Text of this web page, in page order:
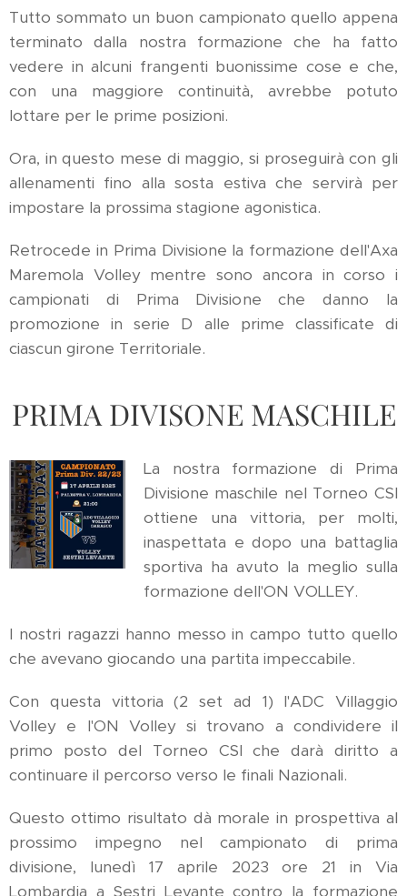
Tutto sommato un buon campionato quello appena
terminato dalla nostra formazione che ha fatto
vedere in alcuni frangenti buonissime cose e che,
con una maggiore continuità, avrebbe potuto
lottare per le prime posizioni.
Ora, in questo mese di maggio, si proseguirà con gli
allenamenti fino alla sosta estiva che servirà per
impostare la prossima stagione agonistica.
Retrocede in Prima Divisione la formazione dell'Axa
Maremola Volley mentre sono ancora in corso i
campionati di Prima Divisione che danno la
promozione in serie D alle prime classificate di
ciascun girone Territoriale.
PRIMA DIVISONE MASCHILE
La nostra formazione di Prima
Divisione maschile nel Torneo CSI
ottiene una vittoria, per molti,
inaspettata e dopo una battaglia
sportiva ha avuto la meglio sulla
formazione dell'ON VOLLEY.
I nostri ragazzi hanno messo in campo tutto quello
che avevano giocando una partita impeccabile.
Con questa vittoria (2 set ad 1) l'ADC Villaggio
Volley e l'ON Volley si trovano a condividere il
primo posto del Torneo CSI che darà diritto a
continuare il percorso verso le finali Nazionali.
Questo ottimo risultato dà morale in prospettiva al
prossimo impegno nel campionato di prima
divisione, lunedì 17 aprile 2023 ore 21 in Via
Lombardia a Sestri Levante contro la formazione